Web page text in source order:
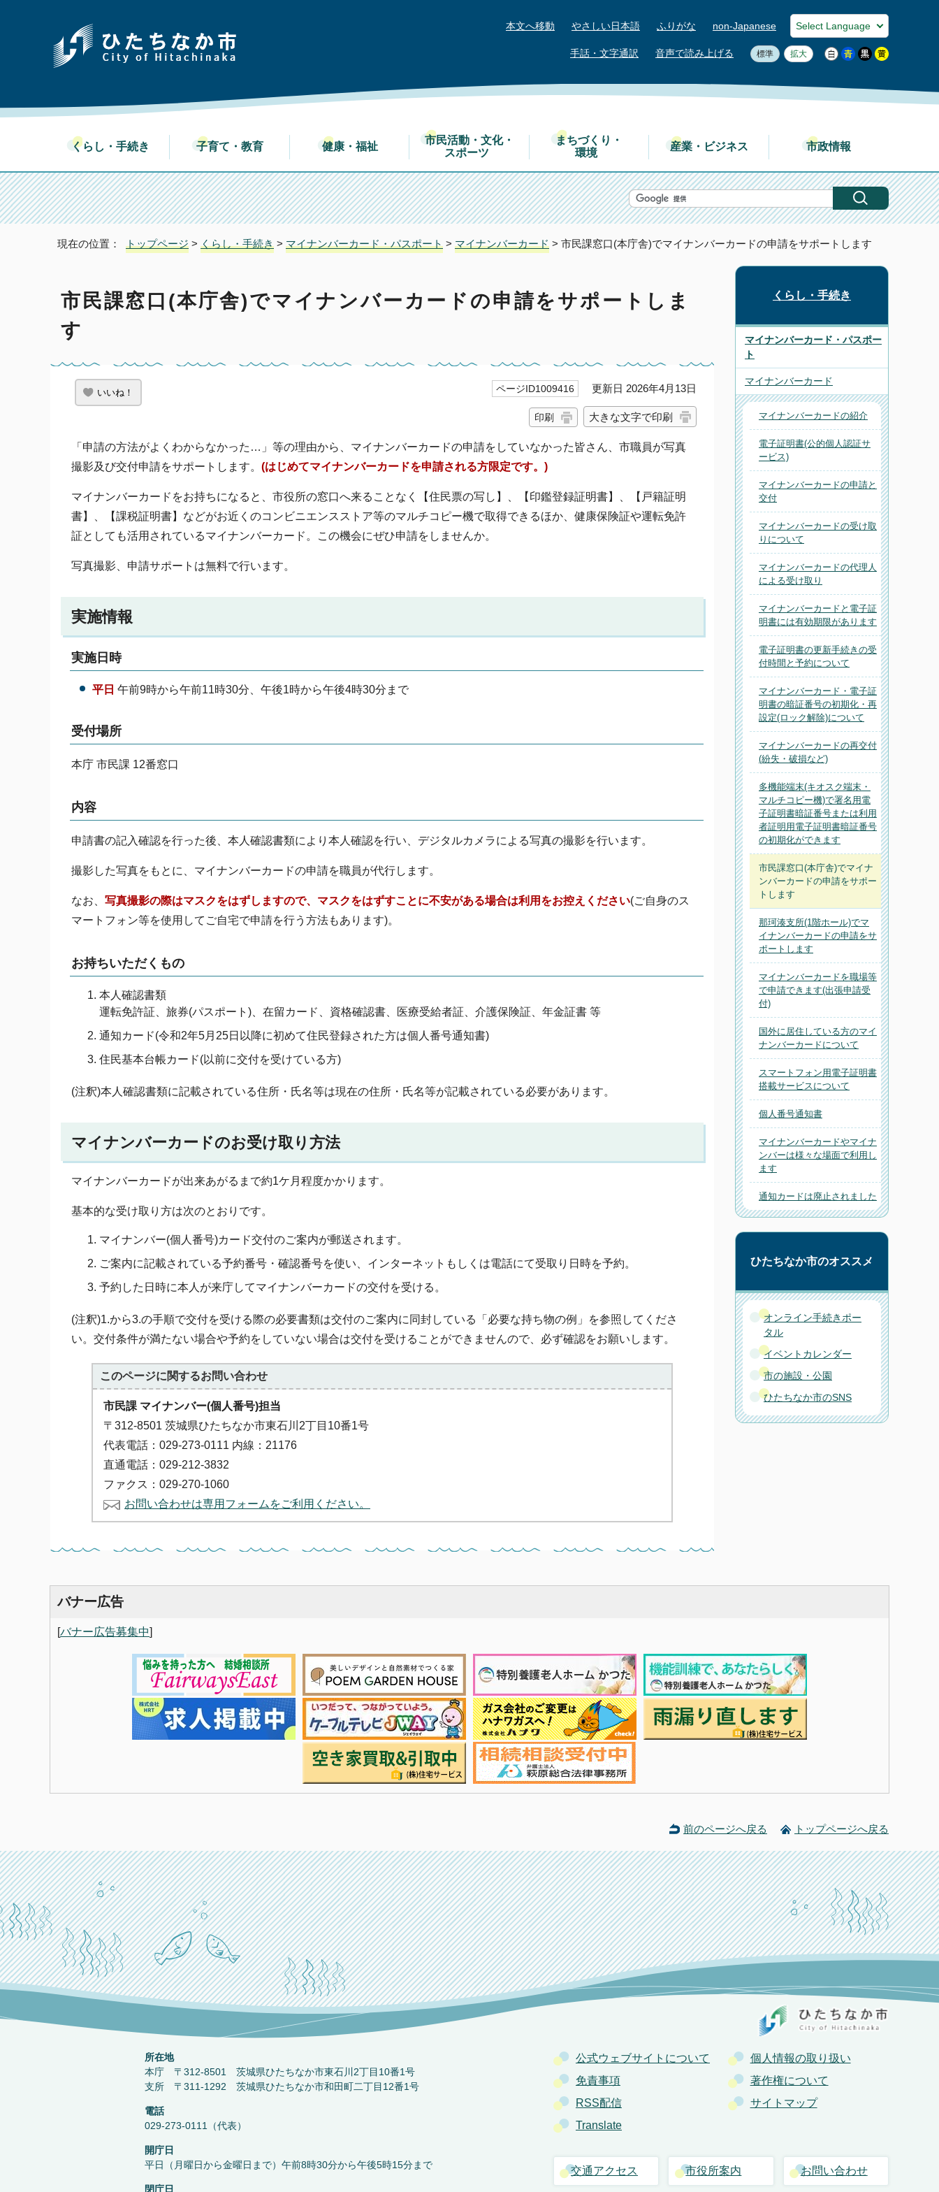
本文へ移動 やさしい日本語 ふりがな non-Japanese
手話・文字通訳 音声で読み上げる 標準 拡大
くらし・手続き 子育て・教育 健康・福祉
市民活動・文化・
スポーツ
まちづくり・
環境
産業・ビジネス 市政情報
現在の位置： トップページ > くらし・手続き > マイナンバーカード・パスポート > マイナンバーカード > 市民課窓口(本庁舎)でマイナンバーカードの申請をサポートします
市民課窓口(本庁舎)でマイナンバーカードの申請をサポートしま
す
いいね！ ページID1009416 更新日 2026年4月13日
印刷 大きな文字で印刷
「申請の方法がよくわからなかった…」等の理由から、マイナンバーカードの申請をしていなかった皆さん、市職員が写真
撮影及び交付申請をサポートします。 (はじめてマイナンバーカードを申請される方限定です。)
マイナンバーカードをお持ちになると、市役所の窓口へ来ることなく【住民票の写し】、【印鑑登録証明書】、【戸籍証明
書】、【課税証明書】などがお近くのコンビニエンスストア等のマルチコピー機で取得できるほか、健康保険証や運転免許
証としても活用されているマイナンバーカード。この機会にぜひ申請をしませんか。
写真撮影、申請サポートは無料で行います。
実施情報
実施日時
平日 午前9時から午前11時30分、午後1時から午後4時30分まで
受付場所
本庁 市民課 12番窓口
内容
申請書の記入確認を行った後、本人確認書類により本人確認を行い、デジタルカメラによる写真の撮影を行います。
撮影した写真をもとに、マイナンバーカードの申請を職員が代行します。
なお、 写真撮影の際はマスクをはずしますので、マスクをはずすことに不安がある場合は利用をお控えください(ご自身のス
マートフォン等を使用してご自宅で申請を行う方法もあります)。
お持ちいただくもの
本人確認書類
運転免許証、旅券(パスポート)、在留カード、資格確認書、医療受給者証、介護保険証、年金証書 等
通知カード(令和2年5月25日以降に初めて住民登録された方は個人番号通知書)
住民基本台帳カード(以前に交付を受けている方)
(注釈)本人確認書類に記載されている住所・氏名等は現在の住所・氏名等が記載されている必要があります。
マイナンバーカードのお受け取り方法
マイナンバーカードが出来あがるまで約1ケ月程度かかります。
基本的な受け取り方は次のとおりです。
マイナンバー(個人番号)カード交付のご案内が郵送されます。
ご案内に記載されている予約番号・確認番号を使い、インターネットもしくは電話にて受取り日時を予約。
予約した日時に本人が来庁してマイナンバーカードの交付を受ける。
(注釈)1.から3.の手順で交付を受ける際の必要書類は交付のご案内に同封している「必要な持ち物の例」を参照してくださ
い。交付条件が満たない場合や予約をしていない場合は交付を受けることができませんので、必ず確認をお願いします。
このページに関するお問い合わせ
市民課 マイナンバー(個人番号)担当
〒312-8501 茨城県ひたちなか市東石川2丁目10番1号
代表電話：029-273-0111 内線：21176
直通電話：029-212-3832
ファクス：029-270-1060
お問い合わせは専用フォームをご利用ください。
くらし・手続き
マイナンバーカード・パスポー
ト
マイナンバーカード
マイナンバーカードの紹介
電子証明書(公的個人認証サ
ービス)
マイナンバーカードの申請と
交付
マイナンバーカードの受け取
りについて
マイナンバーカードの代理人
による受け取り
マイナンバーカードと電子証
明書には有効期限があります
電子証明書の更新手続きの受
付時間と予約について
マイナンバーカード・電子証
明書の暗証番号の初期化・再
設定(ロック解除)について
マイナンバーカードの再交付
(紛失・破損など)
多機能端末(キオスク端末・
マルチコピー機)で署名用電
子証明書暗証番号または利用
者証明用電子証明書暗証番号
の初期化ができます
市民課窓口(本庁舎)でマイナ
ンバーカードの申請をサポー
トします
那珂湊支所(1階ホール)でマ
イナンバーカードの申請をサ
ポートします
マイナンバーカードを職場等
で申請できます(出張申請受
付)
国外に居住している方のマイ
ナンバーカードについて
スマートフォン用電子証明書
搭載サービスについて
個人番号通知書
マイナンバーカードやマイナ
ンバーは様々な場面で利用し
ます
通知カードは廃止されました
ひたちなか市のオススメ
オンライン手続きポー
タル
イベントカレンダー
市の施設・公園
ひたちなか市のSNS
バナー広告
[バナー広告募集中]
前のページへ戻る トップページへ戻る
公式ウェブサイトについて
個人情報の取り扱い
免責事項
著作権について
RSS配信
サイトマップ
Translate
交通アクセス 市役所案内 お問い合わせ
所在地
本庁 〒312-8501 茨城県ひたちなか市東石川2丁目10番1号
支所 〒311-1292 茨城県ひたちなか市和田町二丁目12番1号
電話
029-273-0111（代表）
開庁日
平日（月曜日から金曜日まで）午前8時30分から午後5時15分まで
閉庁日